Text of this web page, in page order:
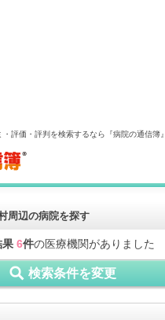
・評価・評判を検索するなら『病院の通信簿』
周辺の病院を探す
果 6件の医療機関がありました
検索条件を変更